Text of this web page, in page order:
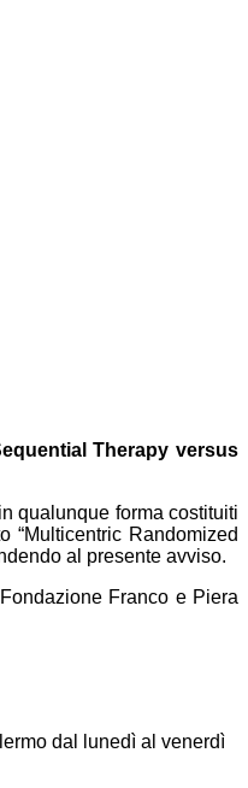
Therapy versus
qualunque forma costituiti
“Multicentric Randomized
al presente avviso.
Franco e Piera
dal lunedì al venerdì